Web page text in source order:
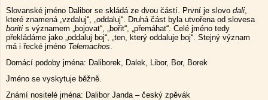
Slovanské jméno Dalibor se skládá ze dvou částí. První je slovo dali,
které znamená „vzdaluj“, „oddaluj“. Druhá část byla utvořena od slovesa
boriti s významem „bojovat“, „bořit“, „přemáhat“. Celé jméno tedy
překládáme jako „oddaluj boj“, „ten, který oddaluje boj“. Stejný význam
má i řecké jméno Telemachos.
Domácí podoby jména: Daliborek, Dalek, Libor, Bor, Borek
Jméno se vyskytuje běžně.
Známí nositelé jména: Dalibor Janda – český zpěvák